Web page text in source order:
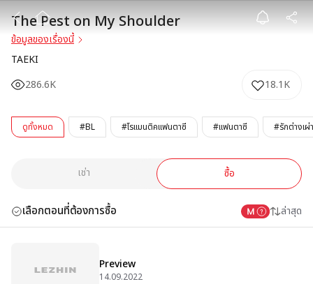
The Pest on
The Pest on My Shoulder
ข้อมูลของเรื่องนี้
TAEKI
286.6K
18.1K
ดูทั้งหมด #BL #โรแมนติคแฟนตาซี #แฟนตาซี #รักต่างเผ่
เช่า ซื้อ
เลือกตอนที่ต้องการซื้อ ล่าสุด
Preview
14.09.2022